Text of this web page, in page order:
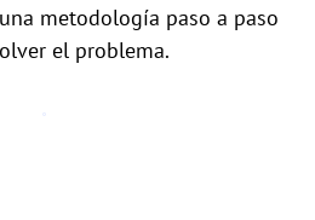
metodología paso a paso
el problema.